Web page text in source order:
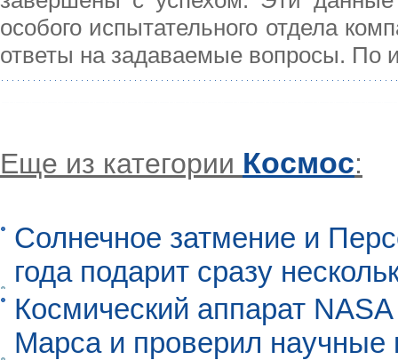
особого испытательного отдела
ответы на задаваемые вопросы. По
Еще из категории Космос:
Солнечное затмение и
года подарит сразу
Космический аппарат
Марса и проверил научные